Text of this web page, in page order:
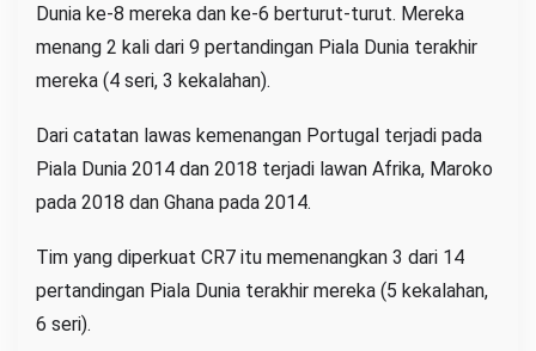
Dunia ke-8 mereka dan ke-6 berturut-turut. Mereka
menang 2 kali dari 9 pertandingan Piala Dunia terakhir
mereka (4 seri, 3 kekalahan).
Dari catatan lawas kemenangan Portugal terjadi pada
Piala Dunia 2014 dan 2018 terjadi lawan Afrika, Maroko
pada 2018 dan Ghana pada 2014.
Tim yang diperkuat CR7 itu memenangkan 3 dari 14
pertandingan Piala Dunia terakhir mereka (5 kekalahan,
6 seri).